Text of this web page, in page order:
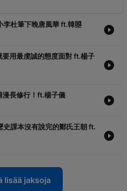
杜筆下晚唐風華 ft.韓曌
要用最虔誠的態度面對 ft.楊子
漫長修行！ft.楊子儀
課本沒有說完的鄭氏王朝 ft.
lisää jaksoja